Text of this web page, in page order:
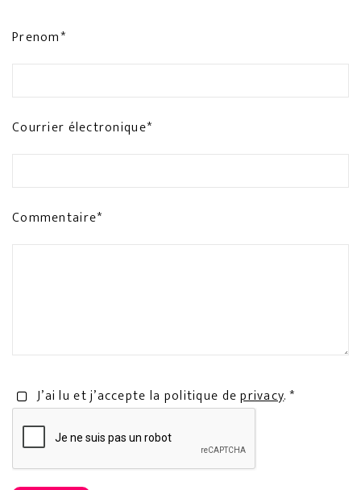
Prenom*
Courrier électronique*
Commentaire*
J’ai lu et j’accepte la politique deprivacy. *